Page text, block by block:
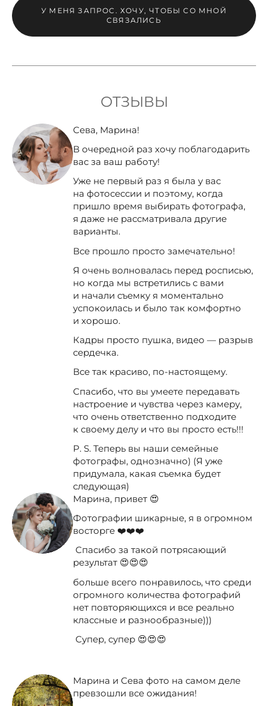
У МЕНЯ ЗАПРОС. ХОЧУ, ЧТОБЫ СО МНОЙ
СВЯЗАЛИСЬ
ОТЗЫВЫ
Сева, Марина!
В очередной раз хочу поблагодарить
вас за ваш работу!
Уже не первый раз я была у вас
на фотосессии и поэтому, когда
пришло время выбирать фотографа,
я даже не рассматривала другие
варианты.
Все прошло просто замечательно!
Я очень волновалась перед росписью,
но когда мы встретились с вами
и начали съемку я моментально
успокоилась и было так комфортно
и хорошо.
Кадры просто пушка, видео — разрыв
сердечка.
Все так красиво, по-настоящему.
Спасибо, что вы умеете передавать
настроение и чувства через камеру,
что очень ответственно подходите
к своему делу и что вы просто есть!!!
P. S. Теперь вы наши семейные
фотографы, однозначно) (Я уже
придумала, какая съемка будет
следующая)
Марина, привет 😍
Фотографии шикарные, я в огромном
восторге ❤️❤️❤️
Спасибо за такой потрясающий
результат 😍😍😍
больше всего понравилось, что среди
огромного количества фотографий
нет повторяющихся и все реально
классные и разнообразные)))
Супер, супер 😍😍😍
Марина и Сева фото на самом деле
превзошли все ожидания!